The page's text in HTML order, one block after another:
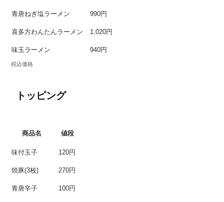
青唐ねぎ塩ラーメン 990円
喜多方わんたんラーメン 1,020円
味玉ラーメン 940円
税込価格
トッピング
商品名 値段
味付玉子 120円
焼豚(3枚) 270円
青唐辛子 100円